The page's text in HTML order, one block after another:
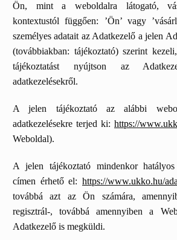
Ön, mint a weboldalra látogató,
kontextustól függően: ’Ön’ vagy
személyes adatait az Adatkezelő a jelen
(továbbiakban: tájékoztató) szerint
tájékoztatást nyújtson az
adatkezelésekről.
A jelen tájékoztató az alábbi
adatkezelésekre terjed ki:https://
Weboldal).
A jelen tájékoztató mindenkor
címen érhető el:https://www.ukko.hu/
továbbá azt az Ön számára,
regisztrál-, továbbá amennyiben a
Adatkezelő is megküldi.